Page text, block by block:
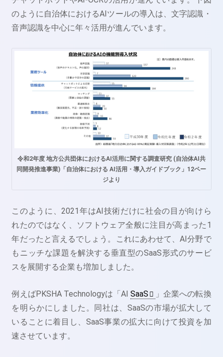
のように自治体におけるAIツールの導入は、文字認識・
音声認識を中心に年々活用が進んでいます。
令和2年度 地方公共団体におけるAI活用に関する調査研究 (自治体AI共
同開発推進事業)「自治体における AI活用・導入ガイドブック」12ペー
ジより
このように、2021年はAI技術だけに社会の目が向けら
れたのではなく、ソフトウェア全般に注目が高まった1
年だったと言えるでしょう。これにあわせて、AI分野で
もニッチな課題を解決する垂直型のSaaS形式のサービ
スを展開する企業も増加しました。
例えばPKSHA Technologyは「AISaaS
」企業への転換
を明らかにしました。同社は、SaaSの市場が拡大して
いることに着目し、SaaS事業の拡大に向けて投資を加
速させています。